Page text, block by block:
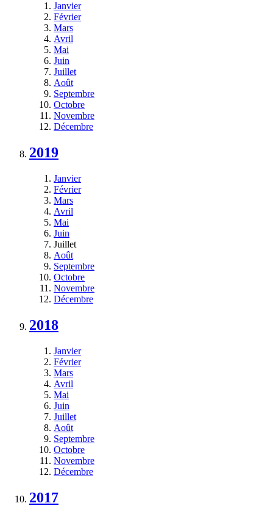
Janvier
Février
Mars
Avril
Mai
Juin
Juillet
Août
Septembre
Octobre
Novembre
Décembre
2019
Janvier
Février
Mars
Avril
Mai
Juin
Juillet
Août
Septembre
Octobre
Novembre
Décembre
2018
Janvier
Février
Mars
Avril
Mai
Juin
Juillet
Août
Septembre
Octobre
Novembre
Décembre
2017